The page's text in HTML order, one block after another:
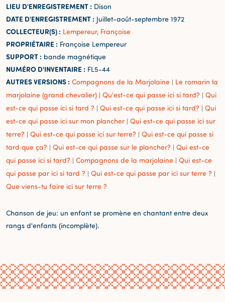
LIEU D'ENREGISTREMENT : Dison
DATE D'ENREGISTREMENT : Juillet-août-septembre 1972
COLLECTEUR(S) : Lempereur, Françoise
PROPRIÉTAIRE : Françoise Lempereur
SUPPORT : bande magnétique
NUMÉRO D'INVENTAIRE : FL5-44
AUTRES VERSIONS : Compagnons de la Marjolaine | Le romarin la
marjolaine (grand chevalier) | Qu'est-ce qui passe ici si tard? | Qui
est-ce qui passe ici si tard ? | Qui est-ce qui passe ici si tard? | Qui
est-ce qui passe ici sur mon plancher | Qui est-ce qui passe ici sur
terre? | Qui est-ce qui passe ici sur terre? | Qui est-ce qui passe si
tard que ça? | Qui est-ce qui passe sur le plancher? | Qui est-ce
qui passe ici si tard? | Compagnons de la marjolaine | Qui est-ce
qui passe par ici si tard ? | Qui est-ce qui passe par ici sur terre ? |
Que viens-tu faire ici sur terre ?
Chanson de jeu: un enfant se promène en chantant entre deux
rangs d'enfants (incomplète).